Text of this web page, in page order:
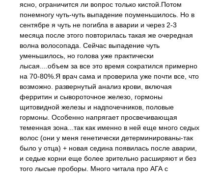
ясно, ограничится ли вопрос только кистой.Потом
понемногу чуть-чуть выпадение поуменьшилось. Но в
сентябре я чуть не погибла в аварии и через 2-3
месяца после этого повторилась такая же очередная
волна волосопада. Сейчас выпадение чуть
уменьшилось, но голова уже практически
лысая....объем за все это время сократился примерно
на 70-80%.Я врач сама и проверила уже почти все, что
возможно. развернутый анализ крови, включая
ферритин и сывороточное железо, гормоны
щитовидной железы и надпочечников, половые
гормоны. Особенно напрягает просвечивающая
теменная зона...так как именно в ней еще много седых
волос (они у меня генетически детерминированы-так
было у отца) + новая седина появилась после аварии,
и седые корни еще более зрительно расширяют и без
того лысые проборы. Много читала про АГА с